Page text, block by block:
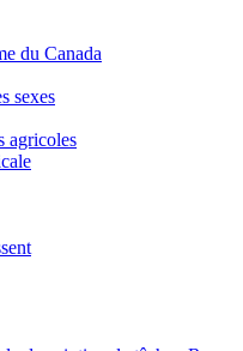
du Canada
sexes
agricoles